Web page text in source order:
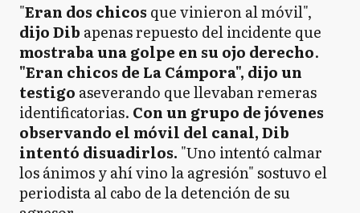
"Eran dos chicos que vinieron al móvil",
dijo Dib apenas repuesto del incidente que
mostraba una golpe en su ojo derecho.
"Eran chicos de La Cámpora", dijo un
testigo aseverando que llevaban remeras
identificatorias. Con un grupo de jóvenes
observando el móvil del canal, Dib
intentó disuadirlos. "Uno intentó calmar
los ánimos y ahí vino la agresión" sostuvo el
periodista al cabo de la detención de su